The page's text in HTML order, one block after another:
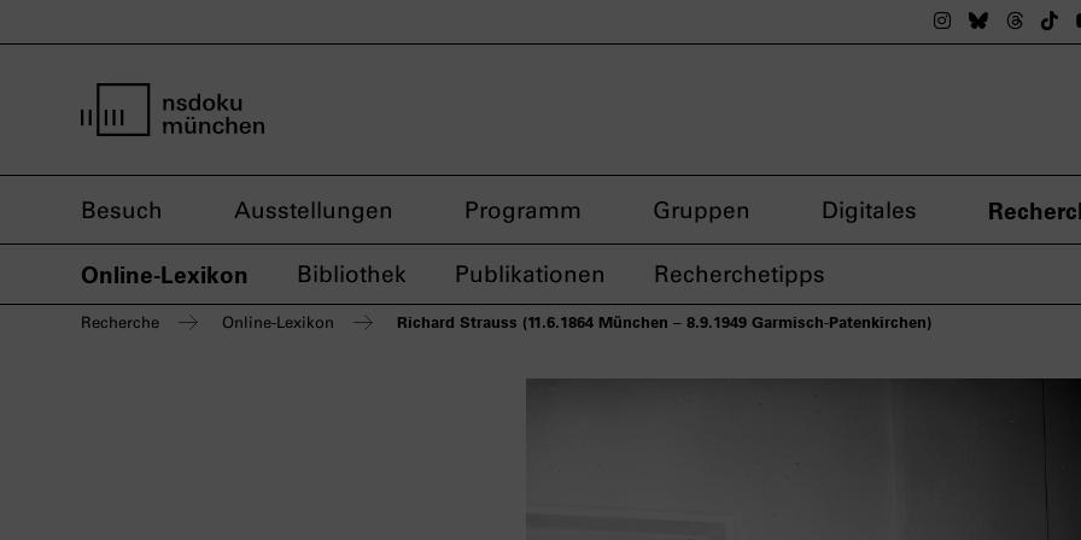
Das nsdoku
DasDas
Besuch Ausstellungen Programm Gruppen Digitales
Online-Lexikon Bibliothek Publikationen Recherchetipps
Recherche Online-Lexikon Richard Strauss (11.6.1864 München – 8.9.1949 Garmisch-Patenkirchen)